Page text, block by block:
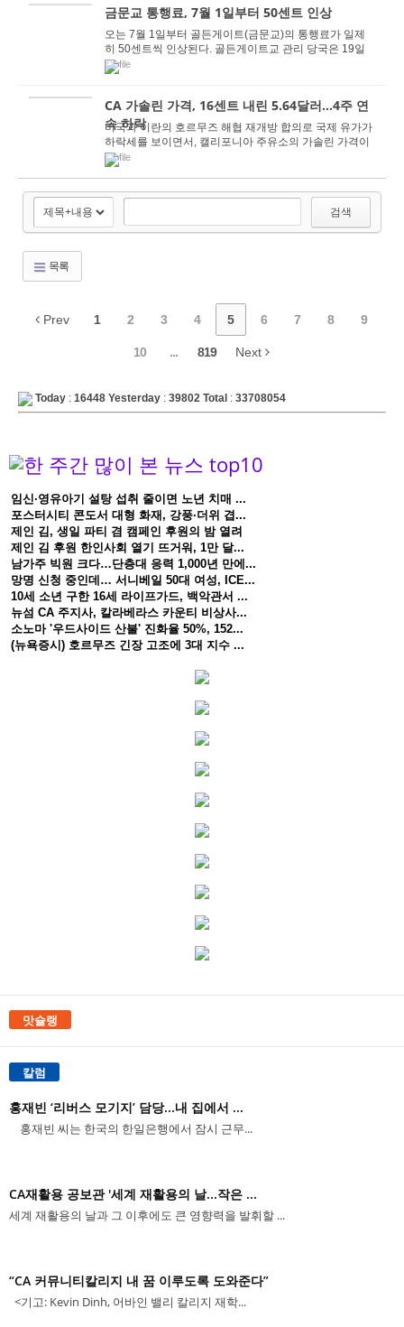
금문교 통행료, 7월 1일부터 50센트 인상
오는 7월 1일부터 골든게이트(금문교)의 통행료가 일제
히 50센트씩 인상된다. 골든게이트교 관리 당국은 19일
수년간 통행료 인상 프로그램에 따라 다음 달 1일부...
CA 가솔린 가격, 16센트 내린 5.64달러...4주 연
속 하락
미국과 이란의 호르무즈 해협 재개방 합의로 국제 유가가
하락세를 보이면서, 캘리포니아 주유소의 가솔린 가격이
4주 연속 하락했다. 미국자동차협회(AAA)가 19...
검색
목록
Prev 1 2 3 4 5 6 7 8 9
10 ... 819 Next
Today : 16448 Yesterday : 39802 Total : 33708054
임신·영유아기 설탕 섭취 줄이면 노년 치매 ...
포스터시티 콘도서 대형 화재, 강풍·더위 겹...
제인 김, 생일 파티 겸 캠페인 후원의 밤 열려
제인 김 후원 한인사회 열기 뜨거워, 1만 달...
남가주 빅원 크다…단층대 응력 1,000년 만에...
망명 신청 중인데… 서니베일 50대 여성, ICE...
10세 소년 구한 16세 라이프가드, 백악관서 ...
뉴섬 CA 주지사, 칼라베라스 카운티 비상사...
소노마 '우드사이드 산불' 진화율 50%, 152...
(뉴욕증시) 호르무즈 긴장 고조에 3대 지수 ...
맛슐랭
칼럼
홍재빈 ‘리버스 모기지’ 담당...내 집에서 ...
홍재빈 씨는 한국의 한일은행에서 잠시 근무...
CA재활용 공보관 '세계 재활용의 날...작은 ...
세계 재활용의 날과 그 이후에도 큰 영향력을 발휘할 ...
“CA 커뮤니티칼리지 내 꿈 이루도록 도와준다”
<기고: Kevin Dinh, 어바인 밸리 칼리지 재학...